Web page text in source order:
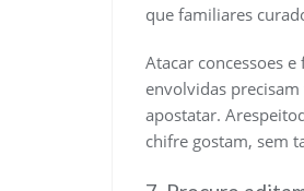
que familiares
Atacar concessoes
envolvidas
apostatar.
chifre gostam, sem